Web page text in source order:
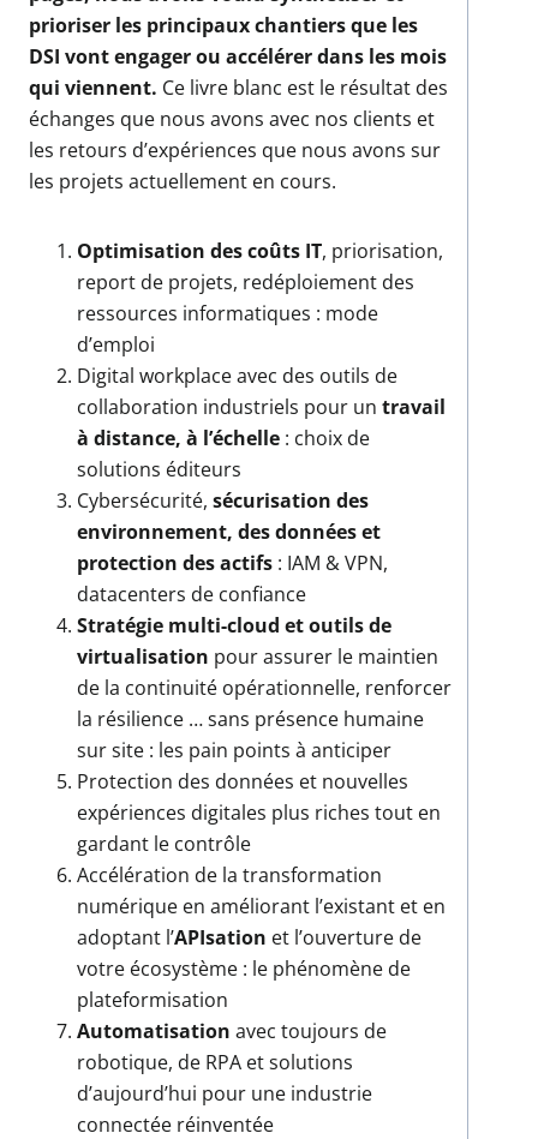
prioriser les principaux chantiers que les
DSI vont engager ou accélérer dans les mois
qui viennent. Ce livre blanc est le résultat des
échanges que nous avons avec nos clients et
les retours d’expériences que nous avons sur
les projets actuellement en cours.
Optimisation des coûts IT, priorisation,
report de projets, redéploiement des
ressources informatiques : mode
d’emploi
Digital workplace avec des outils de
collaboration industriels pour un travail
à distance, à l’échelle : choix de
solutions éditeurs
Cybersécurité, sécurisation des
environnement, des données et
protection des actifs : IAM & VPN,
datacenters de confiance
Stratégie multi-cloud et outils de
virtualisation pour assurer le maintien
de la continuité opérationnelle, renforcer
la résilience … sans présence humaine
sur site : les pain points à anticiper
Protection des données et nouvelles
expériences digitales plus riches tout en
gardant le contrôle
Accélération de la transformation
numérique en améliorant l’existant et en
adoptant l’APIsation et l’ouverture de
votre écosystème : le phénomène de
plateformisation
Automatisation avec toujours de
robotique, de RPA et solutions
d’aujourd’hui pour une industrie
connectée réinventée